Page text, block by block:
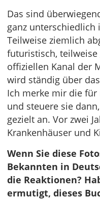
Das sind
ganz unterschiedlich
Teilweise ziemlich
futuristisch,
offiziellen Kanal der
wird ständig über
Ich merke mir die
und steuere sie
gezielt an. Vor zwei
Krankenhäuser und
Wenn Sie diese
Bekannten in
die Reaktionen?
ermutigt, dieses